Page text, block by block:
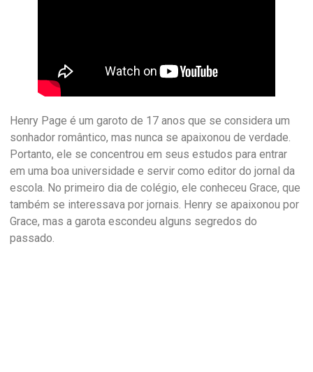
Henry Page é um garoto de 17 anos que se considera um
sonhador romântico, mas nunca se apaixonou de verdade.
Portanto, ele se concentrou em seus estudos para entrar
em uma boa universidade e servir como editor do jornal da
escola. No primeiro dia de colégio, ele conheceu Grace, que
também se interessava por jornais. Henry se apaixonou por
Grace, mas a garota escondeu alguns segredos do
passado.